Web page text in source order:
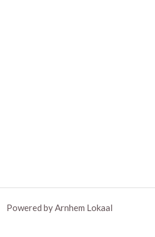
Powered by Arnhem Lokaal